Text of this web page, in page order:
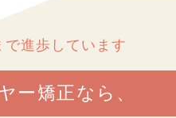
進歩しています
ー矯正なら、